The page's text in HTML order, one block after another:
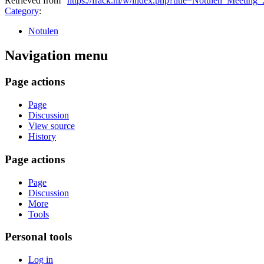
Category:
Notulen
Navigation menu
Page actions
Page
Discussion
View source
History
Page actions
Page
Discussion
More
Tools
Personal tools
Log in